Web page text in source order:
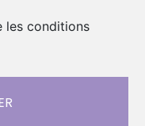
les conditions